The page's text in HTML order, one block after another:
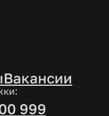
Вакансии
999